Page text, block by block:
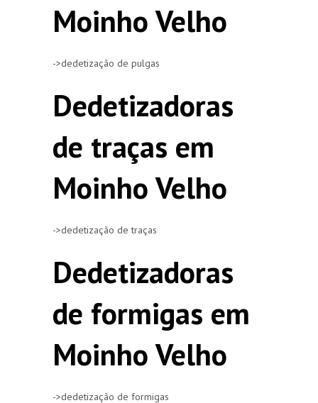
Moinho Velho
->dedetização de pulgas
Dedetizadoras
de traças em
Moinho Velho
->dedetização de traças
Dedetizadoras
de formigas em
Moinho Velho
->dedetização de formigas